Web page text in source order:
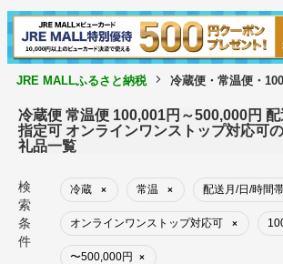
JRE MALLふるさと納税 冷蔵便・常温便・
冷蔵便 常温便 100,001円～500,000円
指定可 オンラインワンストップ対応可
礼品一覧
検
索
条
件
冷蔵 × 常温 × 配送月/日/時間
オンラインワンストップ対応可 ×
〜500,000円 ×